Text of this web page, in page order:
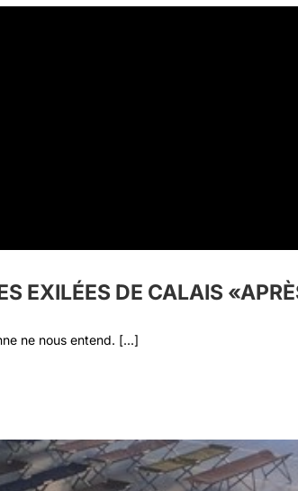
EXILÉES DE CALAIS
ne nous entend. [...]